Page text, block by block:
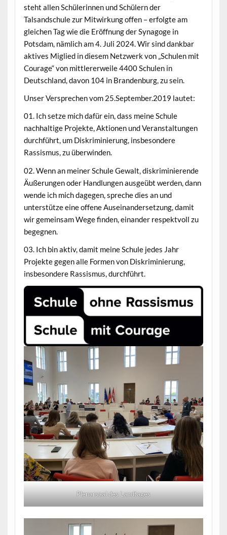
steht allen Schülerinnen und Schülern der
Talsandschule zur Mitwirkung offen – erfolgte am
gleichen Tag wie die Eröffnung der Synagoge in
Potsdam, nämlich am 4. Juli 2024. Wir sind dankbar
aktives Miglied in diesem Netzwerk von „Schulen mit
Courage“ von mittlererweile 4400 Schulen in
Deutschland, davon 104 in Brandenburg, zu sein.
Unser Versprechen vom 25.September.2019 lautet:
01. Ich setze mich dafür ein, dass meine Schule
nachhaltige Projekte, Aktionen und Veranstaltungen
durchführt, um Diskriminierung, insbesondere
Rassismus, zu überwinden.
02. Wenn an meiner Schule Gewalt, diskriminierende
Äußerungen oder Handlungen ausgeübt werden, dann
wende ich mich dagegen, spreche dies an und
unterstütze eine offene Auseinandersetzung, damit
wir gemeinsam Wege finden, einander respektvoll zu
begegnen.
03. Ich bin aktiv, damit meine Schule jedes Jahr
Projekte gegen alle Formen von Diskriminierung,
insbesondere Rassismus, durchführt.
Plenarsaal des Landtages